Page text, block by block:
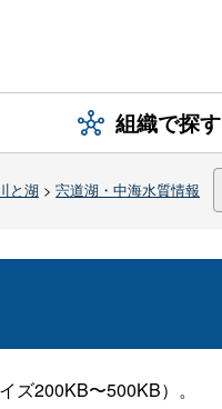
組織で探す
と湖 > 宍道湖・中海水質情報
ズ200KB〜500KB）。